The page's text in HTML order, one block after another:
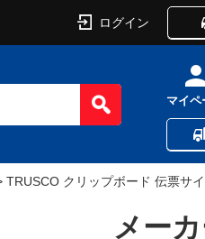
ログイン
マイペ
TRUSCO クリップボード 伝票サ
メー